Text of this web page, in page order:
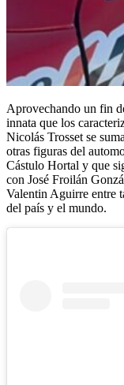
Aprovechando un fin
innata que los
Nicolás Trosset se
otras figuras del
Cástulo Hortal y que
con José Froilán
Valentin Aguirre entre
del país y el mundo.